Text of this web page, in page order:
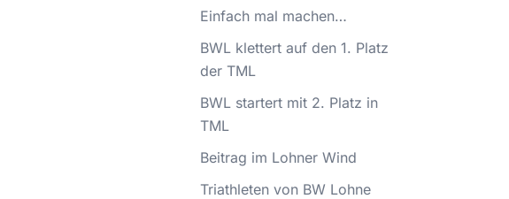
Einfach mal machen…
BWL klettert auf den 1. Platz
der TML
BWL startert mit 2. Platz in
TML
Beitrag im Lohner Wind
Triathleten von BW Lohne